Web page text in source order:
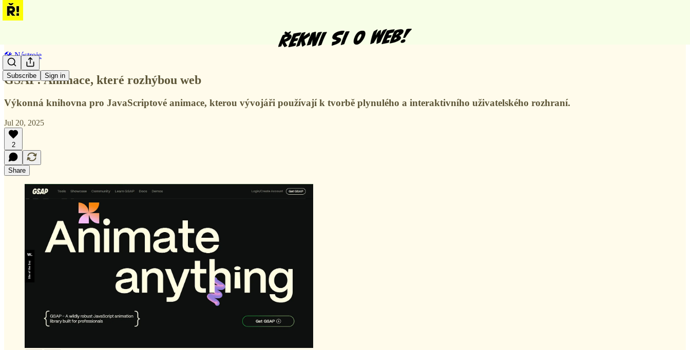
Subscribe Sign in
🛠️ Nástroje
GSAP: Animace, které rozhýbou web
Výkonná knihovna pro JavaScriptové animace, kterou vývojáři používají k tvorbě plynulého a interaktivního uživatelského rozhraní.
Jul 20, 2025
2
Share